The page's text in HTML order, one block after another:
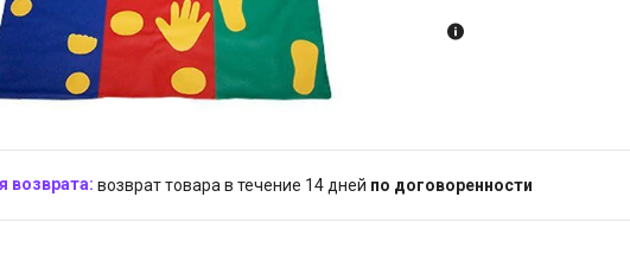
возврат товара в течение 14 дней по договоренности